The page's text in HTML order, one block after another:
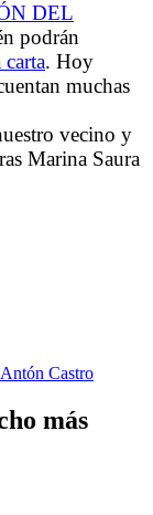
DEL
podrán
. Hoy
muchas
vecino y
Marina Saura
Castro
más